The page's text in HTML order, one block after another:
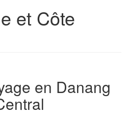
et Côte
en Danang